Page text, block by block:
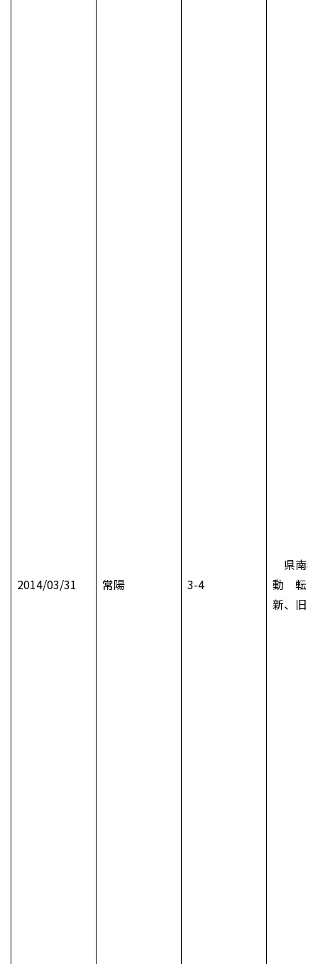
2014/03/31 常陽 3-4
県南
動 転任
新、旧